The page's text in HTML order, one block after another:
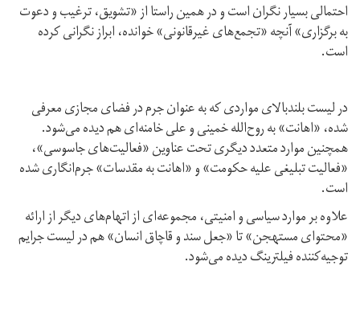
احتمالی بسیار نگران است و در همین راستا از «‌تشویق، ترغیب و دعوت
به برگزاری» آ‌نچه «‌تجمع‌های غیرقانونی» خوانده، ابراز نگرانی کرده
است.
در لیست بلندبالای مواردی که به عنوان جرم در فضای مجازی معرفی
شده، «‌اهانت» به روح‌الله خمینی و علی خامنه‌ای هم دیده می‌شود.
همچنین موارد متعدد دیگری تحت عناوین «فعالیت‌های جاسوسی»،
«‌فعالیت تبلیغی علیه حکومت» و «‌اهانت به مقدسات» جرم‌انگاری شده
است.
علاوه بر موارد سیاسی و امنیتی، مجموعه‌ای از اتهام‌های دیگر از ارائه
«محتوای مستهجن» تا «جعل سند و قاچاق انسان» هم در لیست جرایم
توجیه‌کننده فیلترینگ دیده می‌شود.